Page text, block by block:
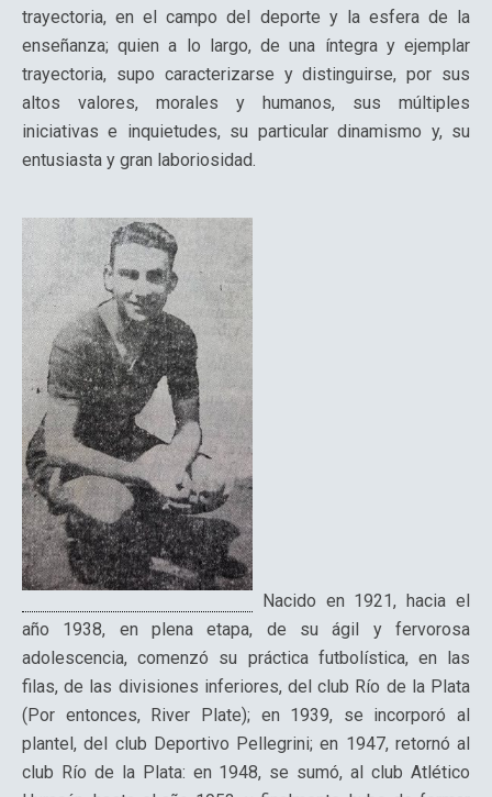
trayectoria, en el campo del deporte y la esfera de la
enseñanza; quien a lo largo, de una íntegra y ejemplar
trayectoria, supo caracterizarse y distinguirse, por sus
altos valores, morales y humanos, sus múltiples
iniciativas e inquietudes, su particular dinamismo y, su
entusiasta y gran laboriosidad.
Nacido en 1921, hacia el
año 1938, en plena etapa, de su ágil y fervorosa
adolescencia, comenzó su práctica futbolística, en las
filas, de las divisiones inferiores, del club Río de la Plata
(Por entonces, River Plate); en 1939, se incorporó al
plantel, del club Deportivo Pellegrini; en 1947, retornó al
club Río de la Plata: en 1948, se sumó, al club Atlético